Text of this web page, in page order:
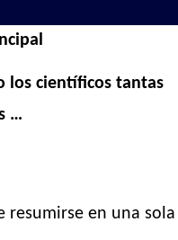
los científicos tantas
…
resumirse en una sola